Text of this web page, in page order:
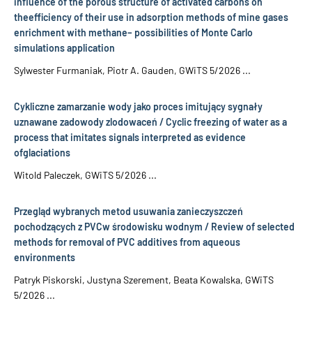
theefficiency of their use in adsorption methods of mine gases
enrichment with methane– possibilities of Monte Carlo
simulations application
Sylwester Furmaniak, Piotr A. Gauden, GWiTS 5/2026 ...
Cykliczne zamarzanie wody jako proces imitujący sygnały
uznawane zadowody zlodowaceń / Cyclic freezing of water as a
process that imitates signals interpreted as evidence
ofglaciations
Witold Paleczek, GWiTS 5/2026 ...
Przegląd wybranych metod usuwania zanieczyszczeń
pochodzących z PVCw środowisku wodnym / Review of selected
methods for removal of PVC additives from aqueous
environments
Patryk Piskorski, Justyna Szerement, Beata Kowalska, GWiTS
5/2026 ...